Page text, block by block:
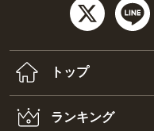
トップ
ランキング